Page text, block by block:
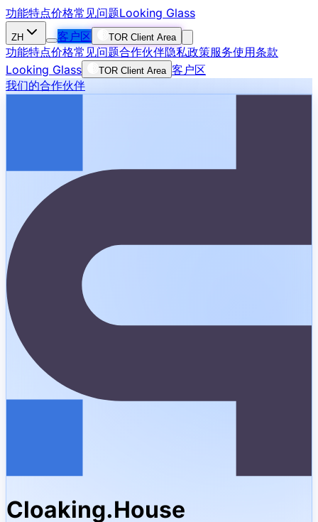
功能特点价格常见问题Looking Glass
ZH 客户区 TOR Client Area
功能特点价格常见问题合作伙伴隐私政策服务使用条款
Looking Glass
TOR Client Area 客户区
我们的合作伙伴
Cloaking.House